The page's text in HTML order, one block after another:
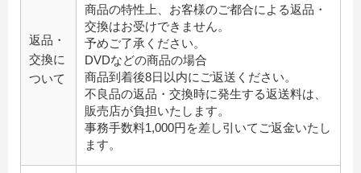
返品・
交換に
ついて
商品の特性上、お客様のご都合による返品・
交換はお受けできません。
予めご了承ください。
DVDなどの商品の場合
商品到着後8日以内にご返送ください。
不良品の返品・交換時に発生する返送料は、
販売店が負担いたします。
事務手数料1,000円を差し引いてご返金いたし
ます。